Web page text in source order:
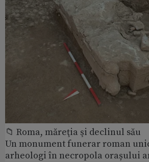
📁 Roma, măreţia şi declinul său
Un monument funerar roman
arheologi în necropola orașului